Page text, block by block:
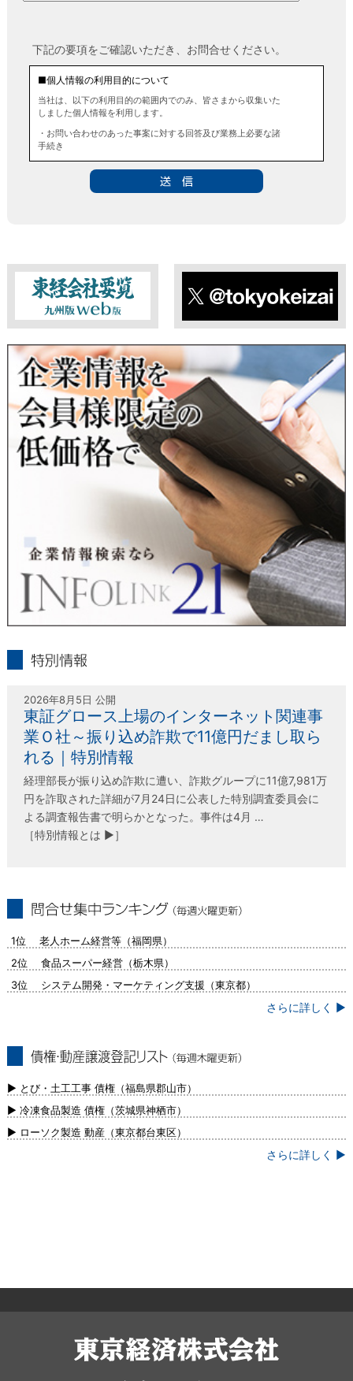
下記の要項をご確認いただき、お問合せください。
■個人情報の利用目的について
当社は、以下の利用目的の範囲内でのみ、皆さまから収集いた
しました個人情報を利用します。
・お問い合わせのあった事案に対する回答及び業務上必要な諸
手続き
■個人情報の第三者提供について
■ 個人情報提供の任意性及び留意点
個人情報のご提供は任意ですが、必要な個人情報をご提供いた
だけなかった場合は、上記利用目的を達成できない場合があり
ますのでご了承ください。
当社は、本人が自己の個人情報について、通知・開示・訂正・
追加・削除・利用停止・提供停止の希望がございましたら、本
人または代理人の請求応じて、個人データの通知・開示・訂
正・追加・削除・利用停止・提供停止の請求に応じます。
受付方法は、本人確認資料（運転免許証、パスポート何れかの
コピー）、「個人情報取扱申請書」「委任状」（代理人による
申請の場合のみ必要となります）を当社宛にお送り下さい。
＜個人情報保護に関するお問合せ・相談窓口＞
〒802-0004 北九州市小倉北区鍛冶町2丁目5-11（第一東経ビ
フリーダイヤル 0120-55-9986
受付時間 平日9：00～17：00
東経会社要覧web版 X
2026年8月5日 公開
東証グロース上場のインターネット関連事
業Ｏ社～振り込め詐欺で11億円だまし取ら
れる｜特別情報
経理部長が振り込め詐欺に遭い、詐欺グループに11億7,981万
円を詐取された詳細が7月24日に公表した特別調査委員会に
よる調査報告書で明らかとなった。事件は4月 …
［特別情報とは ▶］
1位 老人ホーム経営等（福岡県）
2位 食品スーパー経営（栃木県）
3位 システム開発・マーケティング支援（東京都）
さらに詳しく ▶
新）
▶ とび・土工工事 債権（福島県郡山市）
▶ 冷凍食品製造 債権（茨城県神栖市）
▶ ローソク製造 動産（東京都台東区）
さらに詳しく ▶